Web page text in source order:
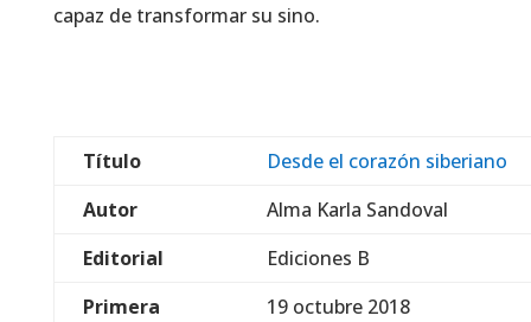
capaz de transformar su sino.
Título
Desde el corazón siberiano
Autor
Alma Karla Sandoval
Editorial
Ediciones B
Primera
19 octubre 2018